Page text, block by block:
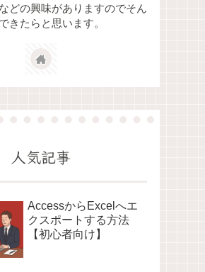
どの興味がありますのでそん
きたらと思います。
人気記事
AccessからExcelへエ
クスポートする方法
【初心者向け】